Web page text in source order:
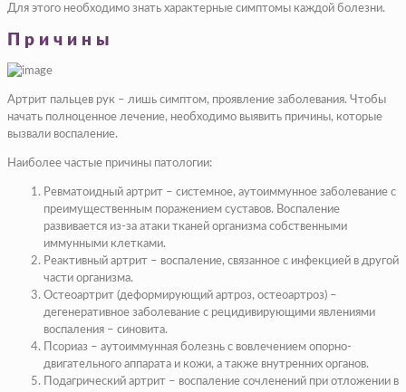
Для этого необходимо знать характерные симптомы каждой болезни.
Причины
Артрит пальцев рук – лишь симптом, проявление заболевания. Чтобы
начать полноценное лечение, необходимо выявить причины, которые
вызвали воспаление.
Наиболее частые причины патологии:
Ревматоидный артрит – системное, аутоиммунное заболевание с
преимущественным поражением суставов. Воспаление
развивается из-за атаки тканей организма собственными
иммунными клетками.
Реактивный артрит – воспаление, связанное с инфекцией в другой
части организма.
Остеоартрит (деформирующий артроз, остеоартроз) –
дегенеративное заболевание с рецидивирующими явлениями
воспаления – синовита.
Псориаз – аутоиммунная болезнь с вовлечением опорно-
двигательного аппарата и кожи, а также внутренних органов.
Подагрический артрит – воспаление сочленений при отложении в